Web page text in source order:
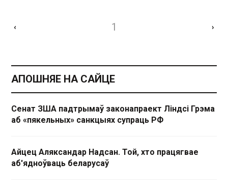
‹ 1 ›
АПОШНЯЕ НА САЙЦЕ
Сенат ЗША падтрымаў законапраект Ліндсі Грэма
аб «пякельных» санкцыях супраць РФ
Айцец Аляксандар Надсан. Той, хто працягвае
аб'ядноўваць беларусаў